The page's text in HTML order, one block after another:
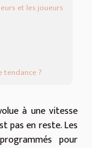
et les joueurs
tendance ?
à une vitesse
pas en reste. Les
pour